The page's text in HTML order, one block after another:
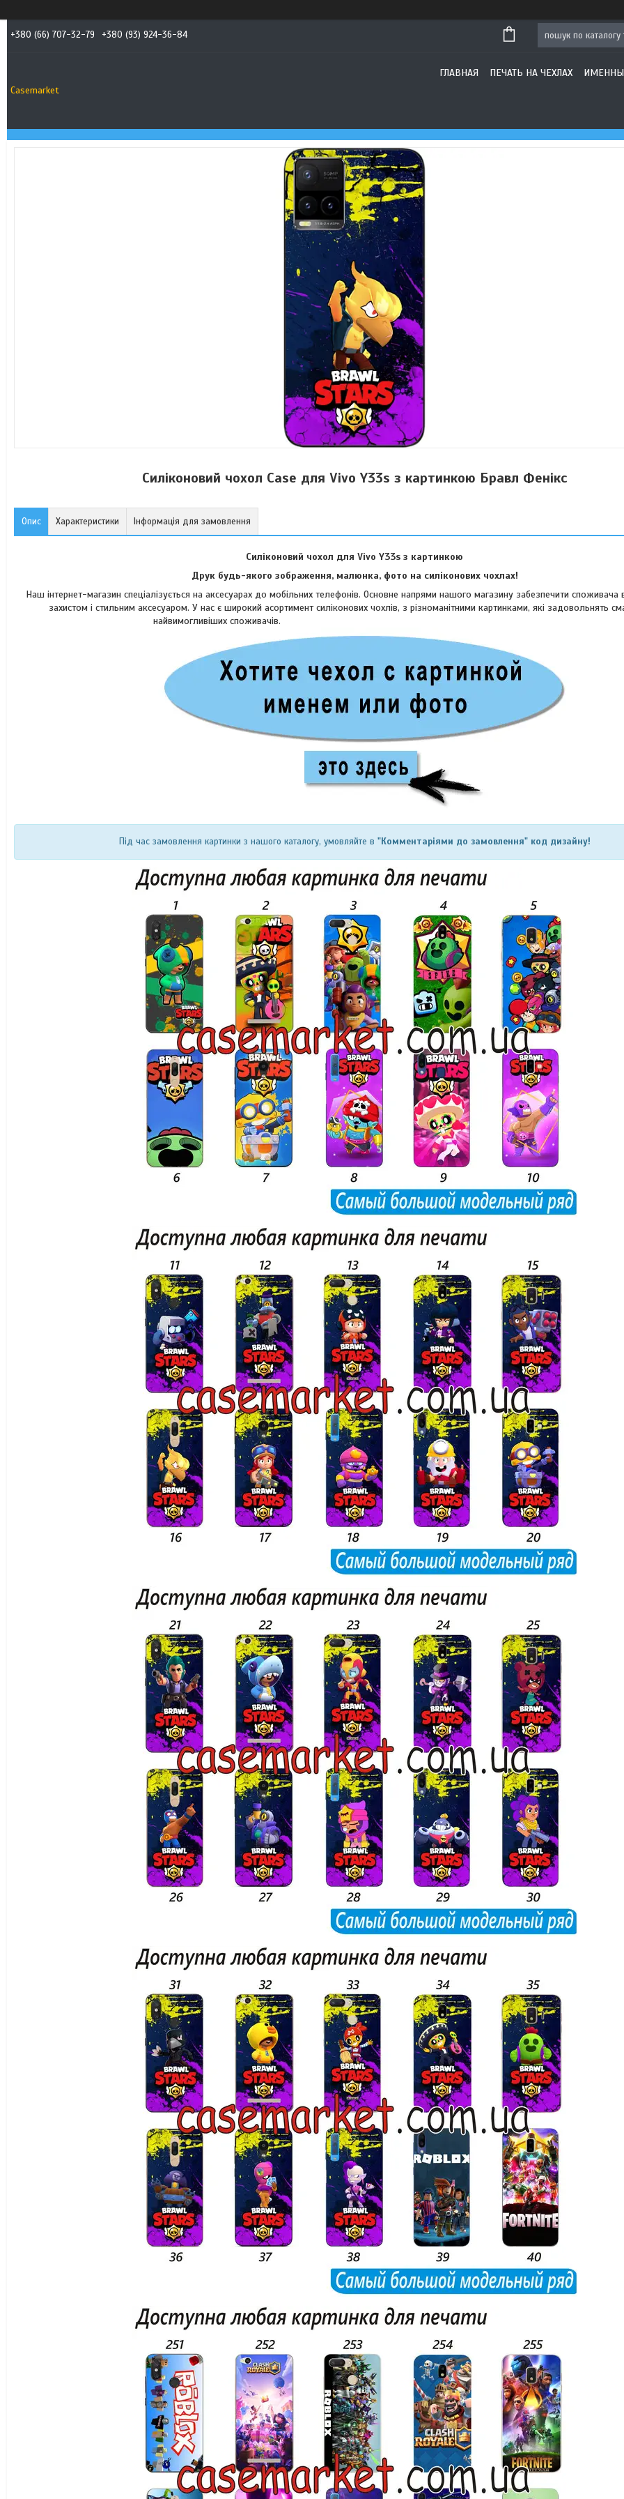
+380 (66) 707-32-79 +380 (93) 924-36-84
Casemarket
ГЛАВНАЯ ПЕЧАТЬ НА ЧЕХЛАХ
Силіконовий чохол Case для Vivo Y33s з картинкою Бравл Фенікс
Опис Характеристики Інформація для замовлення
Силіконовий чохол для Vivo Y33s з картинкою
Друк будь-якого зображення, малюнка, фото на силіконових чохлах!
Наш інтернет-магазин спеціалізується на аксесуарах до мобільних телефонів. Основне напрями нашого магазину забезпечити споживача
захистом і стильним аксесуаром. У нас є широкий асортимент силіконових чохлів, з різноманітними картинками, які задовольнять
найвимогливіших споживачів.
Під час замовлення картинки з нашого каталогу, умовляйте в "Комментаріями до замовлення" код дизайну!